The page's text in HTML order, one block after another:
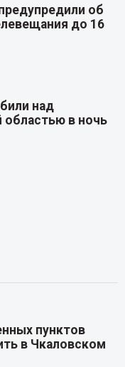
об
до 16
над
в ночь
пунктов
в Чкаловском